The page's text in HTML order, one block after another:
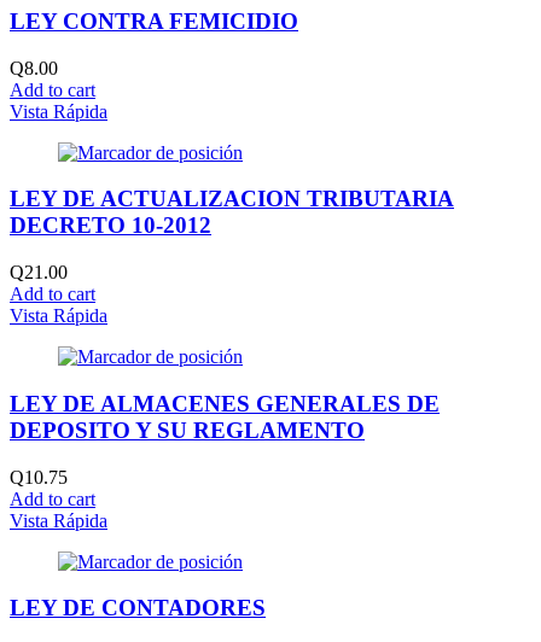
LEY CONTRA FEMICIDIO
Q8.00
Add to cart
Vista Rápida
LEY DE ACTUALIZACION TRIBUTARIA
DECRETO 10-2012
Q21.00
Add to cart
Vista Rápida
LEY DE ALMACENES GENERALES DE
DEPOSITO Y SU REGLAMENTO
Q10.75
Add to cart
Vista Rápida
LEY DE CONTADORES